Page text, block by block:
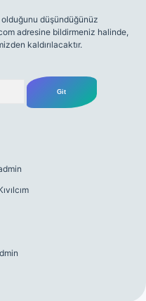
düşündüğünüz
adresine bildirmeniz halinde,
kaldırılacaktır.